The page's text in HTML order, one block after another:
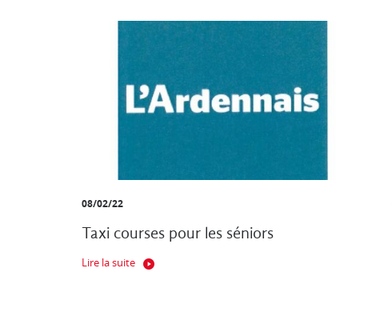
08/02/22
Taxi courses pour les séniors
Lire la suite